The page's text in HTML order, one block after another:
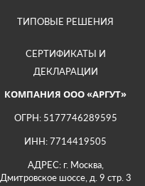
ТИПОВЫЕ РЕШЕНИЯ
СЕРТИФИКАТЫ И
ДЕКЛАРАЦИИ
КОМПАНИЯ ООО «АРГУТ»
ОГРН: 5177746289595
ИНН: 7714419505
АДРЕС: г. Москва,
Дмитровское шоссе, д. 9 стр. 3